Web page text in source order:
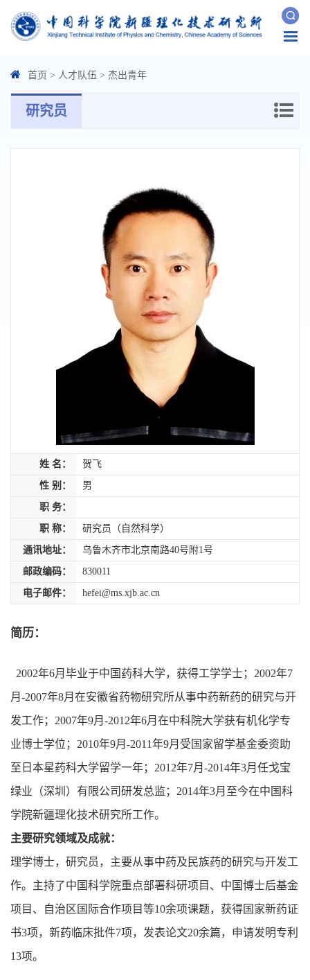
首页 > 人才队伍 > 杰出青年
研究员
姓 名： 贺飞
性 别： 男
职 务：
职 称： 研究员（自然科学）
通讯地址： 乌鲁木齐市北京南路40号附1号
邮政编码： 830011
电子邮件： hefei@ms.xjb.ac.cn
简历：
2002年6月毕业于中国药科大学，获得工学学士； 2002年7
月 -2007年8月在安徽省药物研究所从事中药新药的研究与开
发工作； 2007年9月 -2012年6月在中科院大学获有机化学专
业博士学位； 2010年9月 -2011年9月受国家留学基金委资助
至日本星药科大学留学一年； 2012年7月 -2014年3月任戈宝
绿业（深圳）有限公司研发总监； 2014年3月至今在中国科
学院新疆理化技术研究所工作。
主要研究领域及成就：
理学博士，研究员，主要从事中药及民族药的研究与开发工
作。主持了中国科学院重点部署科研项目、中国博士后基金
项目、自治区国际合作项目等10余项课题，获得国家新药证
书3项，新药临床批件7项，发表论文20余篇，申请发明专利
13项。